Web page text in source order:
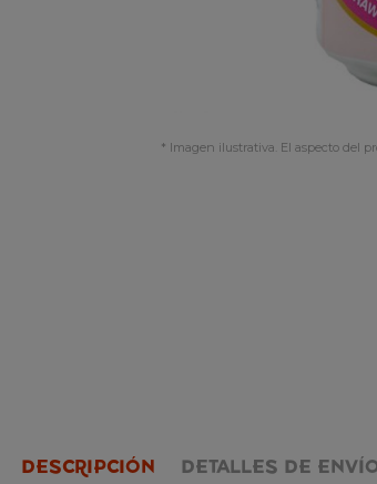
* Imagen ilustrativa. El aspecto del
DESCRIPCIÓN DETALLES DE